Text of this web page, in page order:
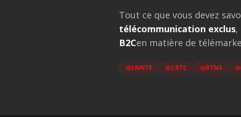
Tout ce que vous devez
télécommunication exclus,
B2Cen matière de
LNNTE CRTC RTNS